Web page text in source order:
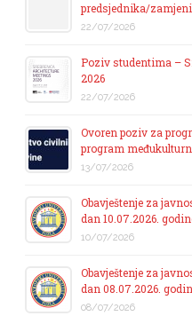
predsjednika/
22/07/2026
Poziv studentima –
2026
22/07/2026
Ovoren poziv za
program
13/07/2026
Obavještenje za
dan 10.07.2026.
10/07/2026
Obavještenje za
dan 08.07.2026.
08/07/2026